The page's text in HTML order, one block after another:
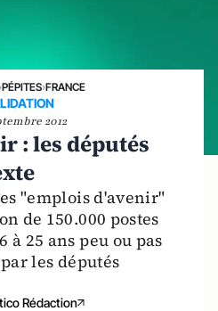
PÉPITES›FRANCE
2012
: les députés
"emplois d'avenir"
de 150.000 postes
à 25 ans peu ou pas
les députés
Rédaction